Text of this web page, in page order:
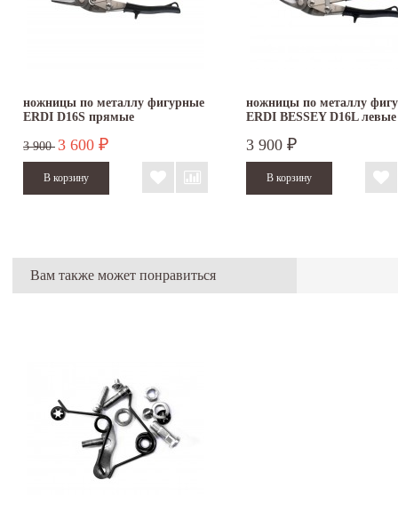
ножницы по металлу фигурные
ERDI D16S прямые
3 900 3 600 ₽
ножницы по металлу
ERDI BESSEY D16L левые
3 900 ₽
Вам также может понравиться